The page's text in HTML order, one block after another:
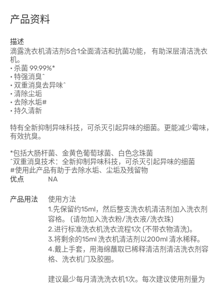
产品资料
描述
滴露洗衣机清洁剂5合1全面清洁和抗菌功能， 有助深层清洁洗衣
机。
• 杀菌 99.99%*
• 特强消臭^
• 双重消臭去异味^
• 清除尘垢
• 去除水垢#
• 持久清新
特有全新抑制异味科技，可杀灭引起异味的细菌。更能减少霉味，
有效抗臭。
*包括大肠杆菌、金黄色葡萄球菌、白色念珠菌
^双重消臭技术：全新抑制异味科技，可杀灭引起异味的细菌
#使用此产品有助于去除水垢、尘垢及残留物
优点
NA
产品用法
使用方法
1.先保留约15ml，然后整支洗衣机清洁剂加入洗衣剂
容格。 (请勿加入洗衣粉/洗衣液/洗衣珠)
2.进行标准洗衣机洗衣流程1次 (不带衣物清洗)。
3.将剩余的15ml 洗衣机清洁剂以200ml 清水稀释。
4.戴上手套，用海绵蘸取已稀释清洁剂清洁洗衣剂容
格、洗衣机门及胶圈。
建议最少每月清洗洗衣机1次。每次建议使用剂量为